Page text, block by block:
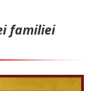
familiei